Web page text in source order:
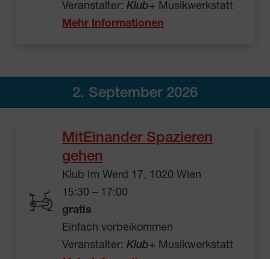
Veranstalter: Klub+ Musikwerkstatt
Mehr Informationen
2. September 2026
MitEinander Spazieren
gehen
Klub Im Werd 17, 1020 Wien
15:30 – 17:00
gratis
Einfach vorbeikommen
Veranstalter: Klub+ Musikwerkstatt